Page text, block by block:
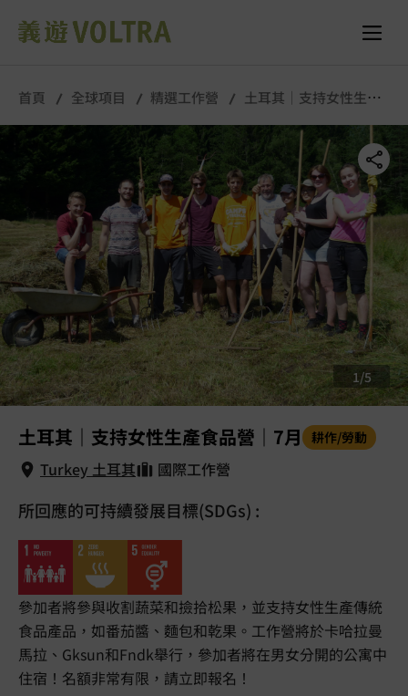
首頁 全球項目 精選工作營
土耳其｜支持女性生產
土耳其｜支持女性生產食品營｜7月 耕作/勞動
Turkey 土耳其 國際工作營
1/5
所回應的可持續發展目標(SDGs) :
參加者將參與收割蔬菜和撿拾松果，並支持女性生產傳統
食品產品，如番茄醬、麵包和乾果。工作營將於卡哈拉曼
馬拉、Gksun和Fndk舉行，參加者將在男女分開的公寓中
住宿！名額非常有限，請立即報名！
舉行城市/地點 (只供參考)
Turkey 土耳其